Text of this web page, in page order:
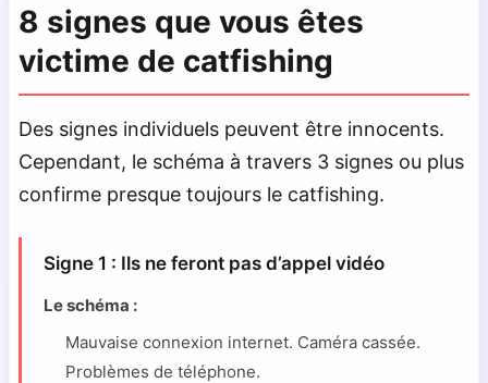
8 signes que vous êtes
victime de catfishing
Des signes individuels peuvent être innocents.
Cependant, le schéma à travers 3 signes ou plus
confirme presque toujours le catfishing.
Signe 1 : Ils ne feront pas d’appel vidéo
Le schéma :
Mauvaise connexion internet. Caméra cassée.
Problèmes de téléphone.